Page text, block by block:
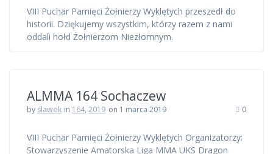
VIII Puchar Pamięci Żołnierzy Wyklętych przeszedł do
historii. Dziękujemy wszystkim, którzy razem z nami
oddali hołd Żołnierzom Niezłomnym.
ALMMA 164 Sochaczew
by slawek in 164,2019 on 1 marca 2019 0
VIII Puchar Pamięci Żołnierzy Wyklętych Organizatorzy:
Stowarzyszenie Amatorska Liga MMA UKS Dragon